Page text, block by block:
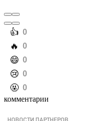
️👍 0
️🔥 0
️😄 0
️😢 0
️🤬 0
комментарии